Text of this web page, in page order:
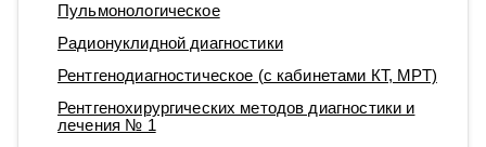
Пульмонологическое
Радионуклидной диагностики
Рентгенодиагностическое (с кабинетами КТ, МРТ)
Рентгенохирургических методов диагностики и
лечения № 1